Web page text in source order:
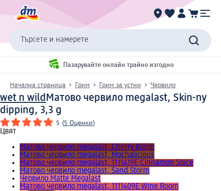
Търсете и намерете
Пазарувайте онлайн трайно изгодно
Начална страница Грим Грим за устни Червило
wet n wildМатово червило megalast, Skin-ny
dipping, 3,3 g
5 (5 Оценки)
Цвят
Матово червило megalast, Cherry Bomb
Матово червило megalast, Mochalicious
Матово червило megalast, 1111419E Cinnamon Spice
Матово червило megalast, Sand Storm
Червило Matte Megalast
Матово червило megalast, 1111409E Wine Room